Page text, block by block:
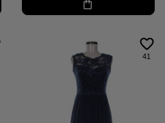
41